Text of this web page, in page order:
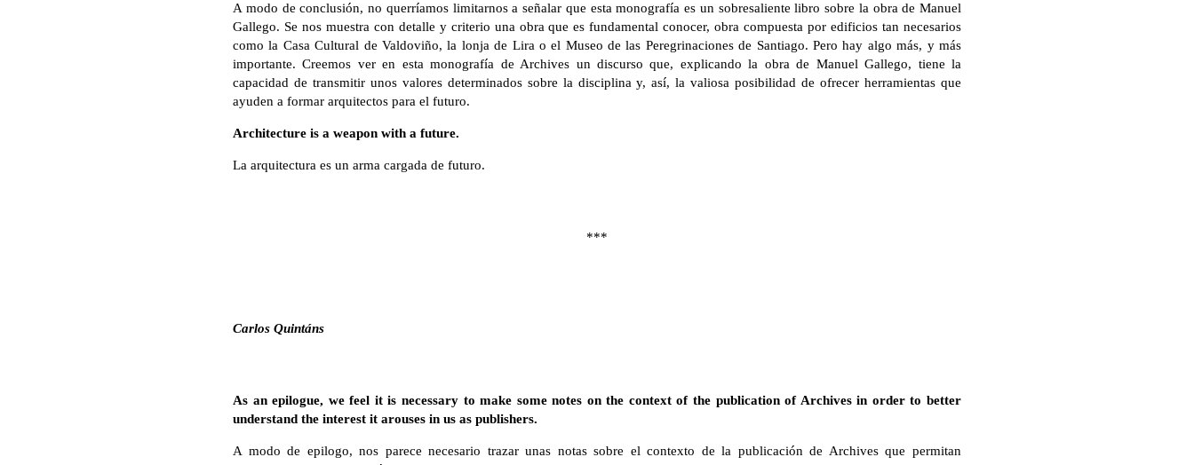
A modo de conclusión, no querríamos limitarnos a señalar que esta monografía es un sobresaliente libro sobre la obra de Manuel
Gallego. Se nos muestra con detalle y criterio una obra que es fundamental conocer, obra compuesta por edificios tan necesarios
como la Casa Cultural de Valdoviño, la lonja de Lira o el Museo de las Peregrinaciones de Santiago. Pero hay algo más, y más
importante. Creemos ver en esta monografía de Archives un discurso que, explicando la obra de Manuel Gallego, tiene la
capacidad de transmitir unos valores determinados sobre la disciplina y, así, la valiosa posibilidad de ofrecer herramientas que
ayuden a formar arquitectos para el futuro.
Architecture is a weapon with a future.
La arquitectura es un arma cargada de futuro.
***
Carlos Quintáns
As an epilogue, we feel it is necessary to make some notes on the context of the publication of Archives in order to better
understand the interest it arouses in us as publishers.
A modo de epilogo, nos parece necesario trazar unas notas sobre el contexto de la publicación de Archives que permitan